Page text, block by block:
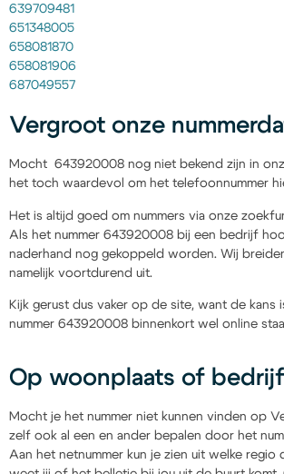
639709481
651348005
658081870
658081906
687049557
Vergroot onze
Mocht 643920008 nog niet bekend zijn in
het toch waardevol om het telefoonnummer
Het is altijd goed om nummers via onze
Als het nummer 643920008 bij een bedrijf
naderhand nog gekoppeld worden. Wij
namelijk voortdurend uit.
Kijk gerust dus vaker op de site, want de kans
nummer 643920008 binnenkort wel online
Op woonplaats of
Mocht je het nummer niet kunnen vinden op
zelf ook al een en ander bepalen door het
Aan het netnummer kun je zien uit welke regio